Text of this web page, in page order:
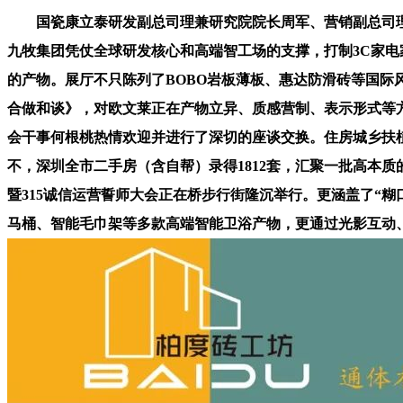
国瓷康立泰研发副总司理兼研究院院长周军、营销副总司
九牧集团凭仗全球研发核心和高端智工场的支撑，打制3C家
的产物。展厅不只陈列了BOBO岩板薄板、惠达防滑砖等国
合做和谈》，对欧文莱正在产物立异、质感营制、表示形式
会干事何根桃热情欢迎并进行了深切的座谈交换。住房城乡
不，深圳全市二手房（含自帮）录得1812套，汇聚一批高本
暨315诚信运营誓师大会正在桥步行街隆沉举行。更涵盖了“
马桶、智能毛巾架等多款高端智能卫浴产物，更通过光影互